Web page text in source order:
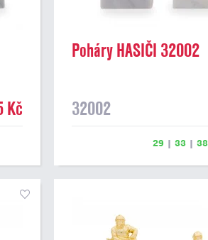
Kč
Poháry HASIČI 32002
32002
29 | 33| 38